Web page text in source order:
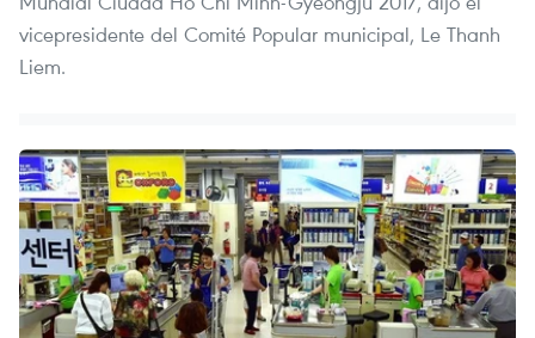
vicepresidente del Comité Popular municipal, Le Thanh
Liem.